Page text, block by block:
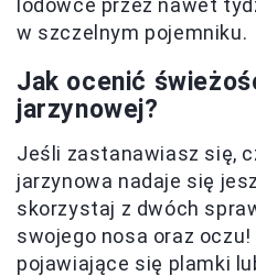
w szczelnym pojemniku.
Jak ocenić
jarzynowej?
Jeśli zastanawiasz się,
jarzynowa nadaje się
skorzystaj z dwóch
swojego nosa oraz
pojawiające się plamki